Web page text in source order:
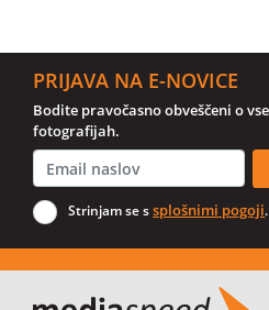
PRIJAVA NA E-NOVICE
Bodite pravočasno obveščeni o
fotografijah.
Strinjam se ssplošnimi pogoji.